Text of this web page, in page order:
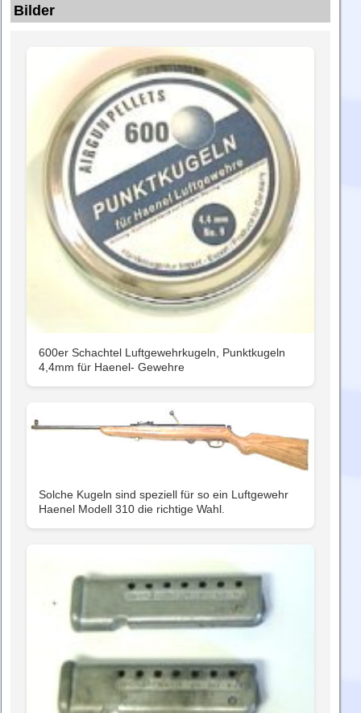
Bilder
600er Schachtel Luftgewehrkugeln, Punktkugeln
4,4mm für Haenel- Gewehre
Solche Kugeln sind speziell für so ein Luftgewehr
Haenel Modell 310 die richtige Wahl.